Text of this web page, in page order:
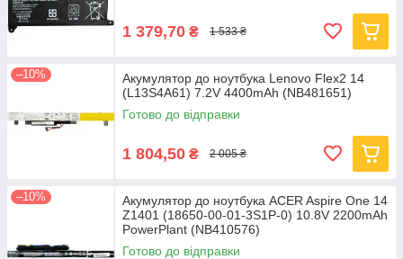
1 379,70 ₴ 1 533 ₴
–10%
Акумулятор до ноутбука Lenovo Flex2 14
(L13S4A61) 7.2V 4400mAh (NB481651)
Готово до відправки
1 804,50 ₴ 2 005 ₴
–10%
Акумулятор до ноутбука ACER Aspire One 14
Z1401 (18650-00-01-3S1P-0) 10.8V 2200mAh
PowerPlant (NB410576)
Готово до відправки